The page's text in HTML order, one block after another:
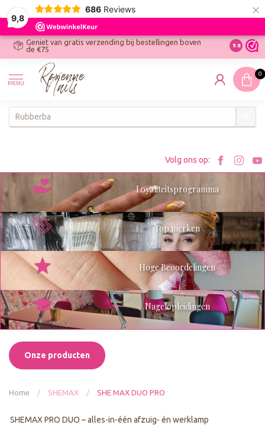
9,8
686 Reviews ×
Geniet van gratis verzending bij bestellingen boven
de €75
Ontdek
9.8
MENU
0
Volg ons op:
Bezoek
Loyaliteitsprogramma
Top merken
Hoge Beoordelingen
Nagelopleidingen
Onze producten
Home / SHEMAX / SHE MAX DUO PRO
SHEMAX PRO DUO – alles-in-één afzuig- én werklamp